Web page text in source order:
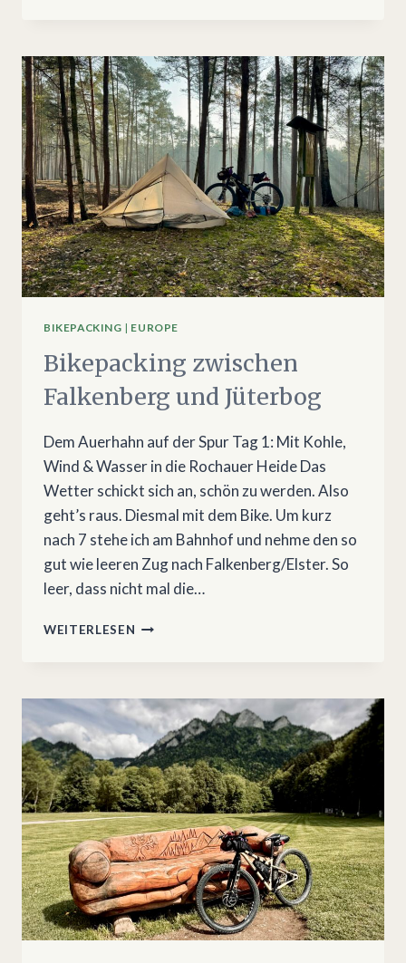
IM
HERBSTLICHEN
SAARLAND
BIKEPACKING | EUROPE
Bikepacking zwischen
Falkenberg und Jüterbog
Dem Auerhahn auf der Spur Tag 1: Mit Kohle,
Wind & Wasser in die Rochauer Heide Das
Wetter schickt sich an, schön zu werden. Also
geht’s raus. Diesmal mit dem Bike. Um kurz
nach 7 stehe ich am Bahnhof und nehme den so
gut wie leeren Zug nach Falkenberg/Elster. So
leer, dass nicht mal die…
WEITERLESEN BIKEPACKING
JÜTERBOG